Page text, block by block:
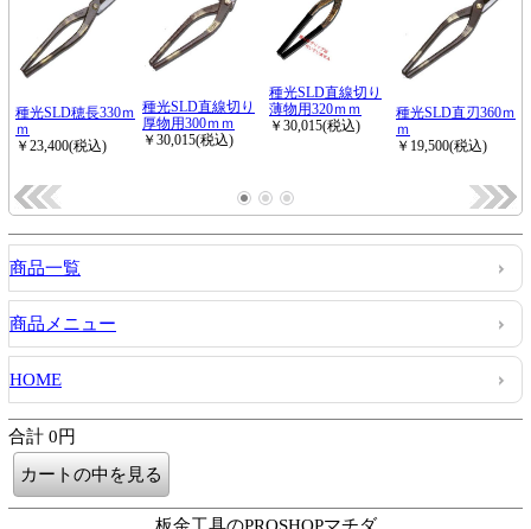
商品一覧
商品メニュー
HOME
合計 0円